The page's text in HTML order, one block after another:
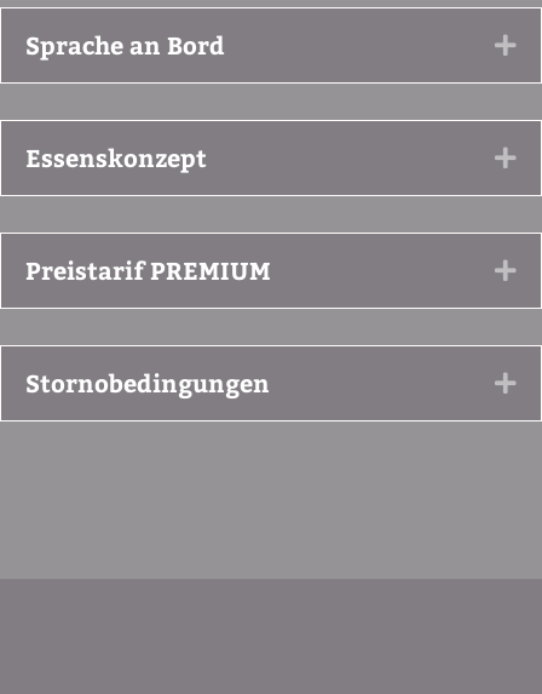
Sprache an Bord
Essenskonzept
Preistarif PREMIUM
Stornobedingungen